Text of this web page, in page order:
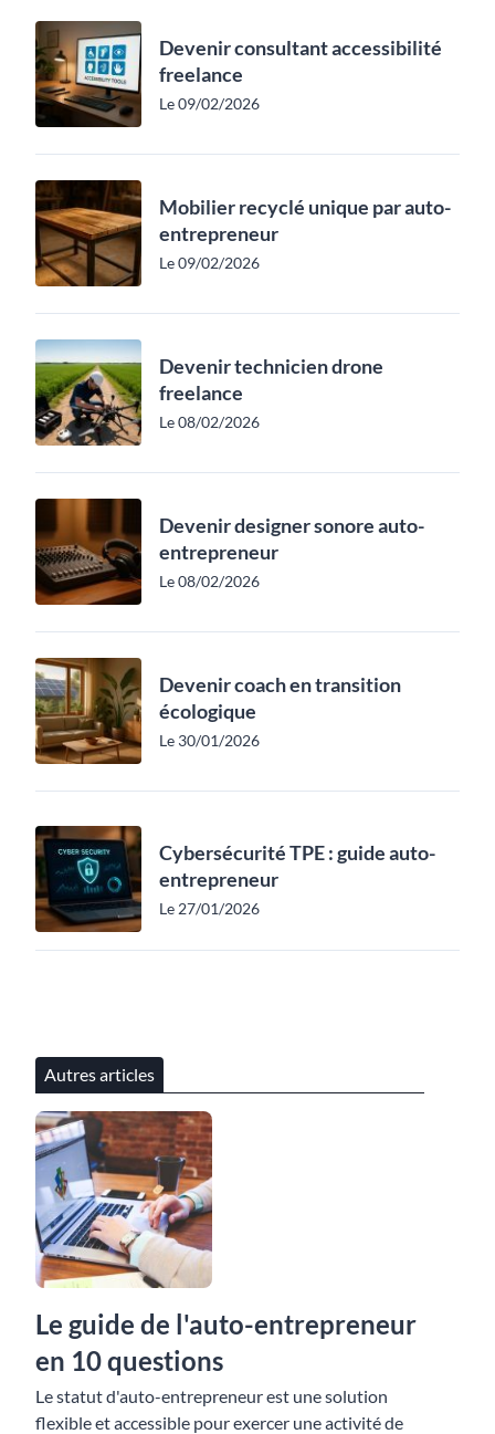
Devenir consultant accessibilité
freelance
Le 09/02/2026
Mobilier recyclé unique par auto-
entrepreneur
Le 09/02/2026
Devenir technicien drone
freelance
Le 08/02/2026
Devenir designer sonore auto-
entrepreneur
Le 08/02/2026
Devenir coach en transition
écologique
Le 30/01/2026
Cybersécurité TPE : guide auto-
entrepreneur
Le 27/01/2026
Autres articles
Le guide de l'auto-entrepreneur
en 10 questions
Le statut d'auto-entrepreneur est une solution
flexible et accessible pour exercer une activité de